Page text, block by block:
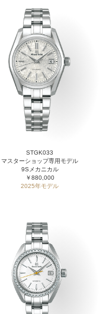
STGK033
マスターショップ専用モデル
9Sメカニカル
￥880,000
2025年モデル